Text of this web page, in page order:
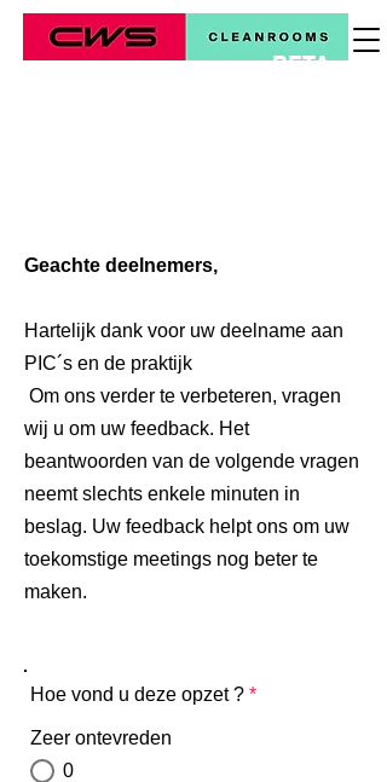
BETA
Geachte deelnemers,
Hartelijk dank voor uw deelname aan
PIC´s en de praktijk
Om ons verder te verbeteren, vragen
wij u om uw feedback. Het
beantwoorden van de volgende vragen
neemt slechts enkele minuten in
beslag. Uw feedback helpt ons om uw
toekomstige meetings nog beter te
maken.
Zeer ontevreden
Hoe vond u deze opzet ? *
0